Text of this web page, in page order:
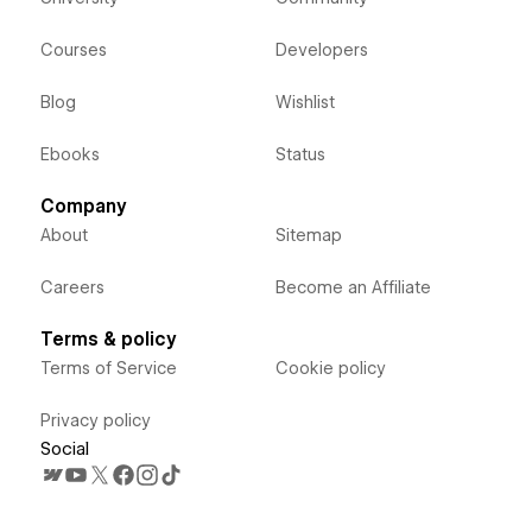
Courses
Blog
Ebooks
Developers
Wishlist
Status
Company
About
Careers
Sitemap
Become an Affiliate
Terms & policy
Terms of Service
Privacy policy
Cookie policy
Social